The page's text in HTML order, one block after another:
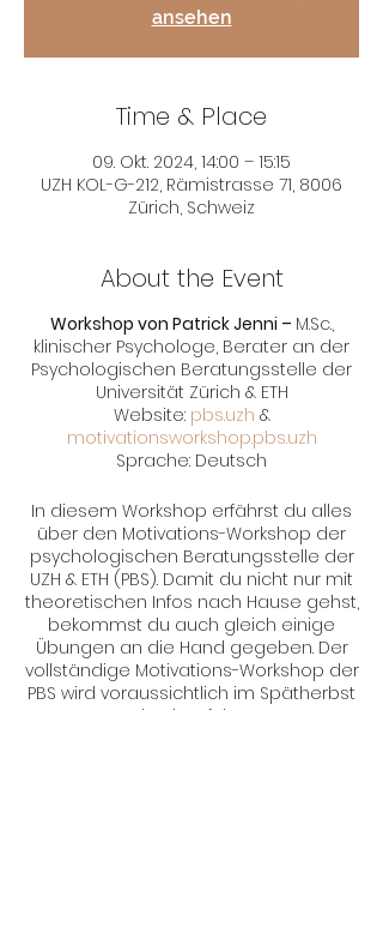
ansehen
Time & Place
09. Okt. 2024, 14:00 – 15:15
UZH KOL-G-212, Rämistrasse 71, 8006
Zürich, Schweiz
About the Event
Workshop von Patrick Jenni – M.Sc.,
klinischer Psychologe, Berater an der
Psychologischen Beratungsstelle der
Universität Zürich & ETH
Website: pbs.uzh &
motivationsworkshop.pbs.uzh
Sprache: Deutsch
In diesem Workshop erfährst du alles
über den Motivations-Workshop der
psychologischen Beratungsstelle der
UZH & ETH (PBS). Damit du nicht nur mit
theoretischen Infos nach Hause gehst,
bekommst du auch gleich einige
Übungen an die Hand gegeben. Der
vollständige Motivations-Workshop der
PBS wird voraussichtlich im Spätherbst
durchgeführt.